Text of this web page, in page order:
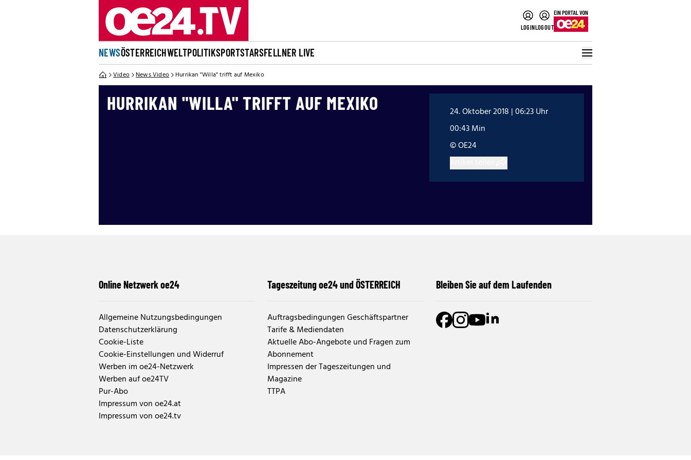
LOGINLOGOUT
NEWSÖSTERREICHWELTPOLITIKSPORTSTARSFELLNER LIVE
Video News Video Hurrikan "Willa" trifft auf Mexiko
HURRIKAN "WILLA" TRIFFT AUF MEXIKO
24. Oktober 2018 | 06:23 Uhr
00:43 Min
© OE24
Online Netzwerk oe24
Allgemeine Nutzungsbedingungen
Datenschutzerklärung
Cookie-Liste
Cookie-Einstellungen und Widerruf
Werben im oe24-Netzwerk
Werben auf oe24TV
Pur-Abo
Impressum von oe24.at
Impressum von oe24.tv
Tageszeitung oe24 und ÖSTERREICH
Auftragsbedingungen Geschäftspartner
Tarife & Mediendaten
Aktuelle Abo-Angebote und Fragen zum
Abonnement
Impressen der Tageszeitungen und
Magazine
TTPA
Bleiben Sie auf dem Laufenden